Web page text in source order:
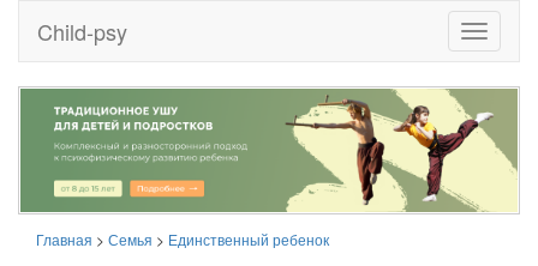
Toggle
it
Child-psy
Главная > Семья > Единственный ребенок